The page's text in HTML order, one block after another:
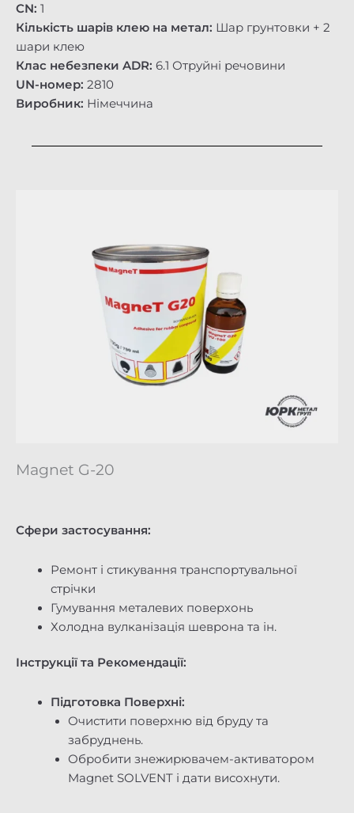
CN: 1
Кількість шарів клею на метал: Шар грунтовки + 2
шари клею
Клас небезпеки ADR: 6.1 Отруйні речовини
UN-номер: 2810
Виробник: Німеччина
Magnet G-20
Сфери застосування:
Ремонт і стикування транспортувальної
стрічки
Гумування металевих поверхонь
Холодна вулканізація шеврона та ін.
Інструкції та Рекомендації:
Підготовка Поверхні:
Очистити поверхню від бруду та
забруднень.
Обробити знежирювачем-активатором
Magnet SOLVENT і дати висохнути.